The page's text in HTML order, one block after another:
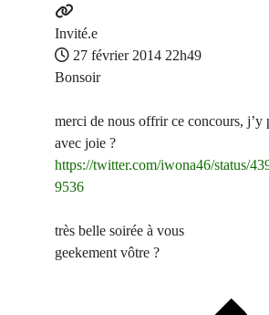
Invité.e
27 février 2014 22h49
Bonsoir
merci de nous offrir ce concours, j’y
avec joie ?
https://twitter.com/iwona46/status/
9536
très belle soirée à vous
geekement vôtre ?